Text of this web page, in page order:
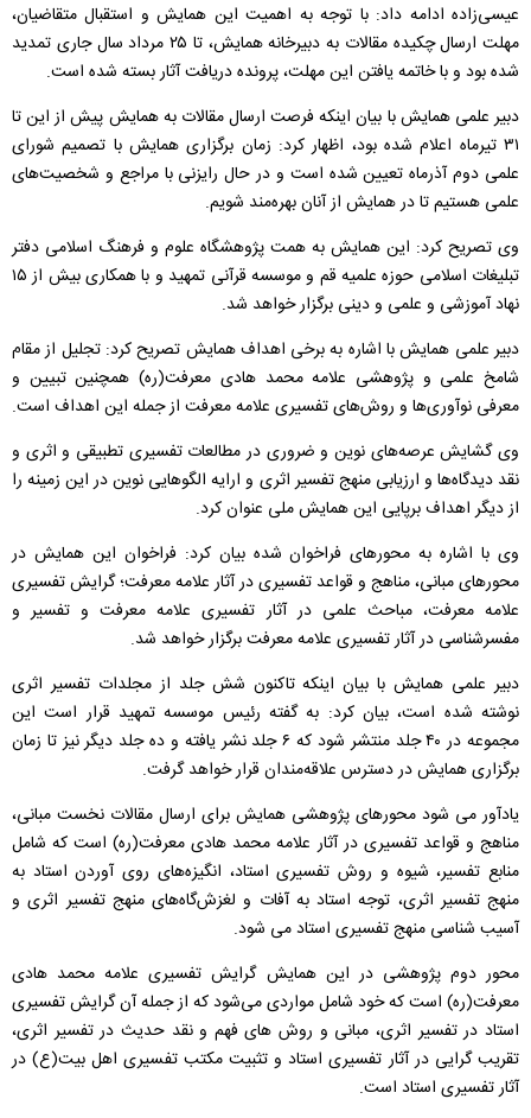
عیسی‌زاده ادامه داد: با توجه به اهمیت این همایش و استقبال متقاضیان،
مهلت ارسال چکیده مقالات به دبیرخانه همایش، تا ۲۵ مرداد سال جاری تمدید
شده بود و با خاتمه یافتن این مهلت، پرونده دریافت آثار بسته شده است.
دبیر علمی همایش با بیان اینکه فرصت ارسال مقالات به همایش پیش از این تا
۳۱ تیرماه اعلام شده بود، اظهار کرد: زمان برگزاری همایش با تصمیم شورای
علمی دوم آذرماه تعیین شده است و در حال رایزنی با مراجع و شخصیت‌های
علمی هستیم تا در همایش از آنان بهره‌مند شویم.
وی تصریح کرد: این همایش به همت پژوهشگاه علوم و فرهنگ اسلامی دفتر
تبلیغات اسلامی حوزه علمیه قم و موسسه قرآنی تمهید و با همکاری بیش از ۱۵
نهاد آموزشی و علمی و دینی برگزار خواهد شد.
دبیر علمی همایش با اشاره به برخی اهداف همایش تصریح کرد: تجلیل از مقام
شامخ علمی و پژوهشی علامه محمد هادی معرفت(ره) همچنین تبیین و
معرفی نوآوری‌ها و روش‌های تفسیری علامه معرفت از جمله این اهداف است.
وی گشایش عرصه‌های نوین و ضروری در مطالعات تفسیری تطبیقی و اثری و
نقد دیدگاه‌ها و ارزیابی منهج تفسیر اثری و ارایه الگوهایی نوین در این زمینه را
از دیگر اهداف برپایی این همایش ملی عنوان کرد.
وی با اشاره به محورهای فراخوان شده بیان کرد: فراخوان این همایش در
محورهای مبانی، مناهج و قواعد تفسیری در آثار علامه معرفت؛ گرایش تفسیری
علامه معرفت، مباحث علمی در آثار تفسیری علامه معرفت و تفسیر و
مفسرشناسی در آثار تفسیری علامه معرفت برگزار خواهد شد.
دبیر علمی همایش با بیان اینکه تاکنون شش جلد از مجلدات تفسیر اثری
نوشته شده است، بیان کرد: به گفته رئیس موسسه تمهید قرار است این
مجموعه در ۴۰ جلد منتشر شود که ۶ جلد نشر یافته و ده جلد دیگر نیز تا زمان
برگزاری همایش در دسترس علاقه‌مندان قرار خواهد گرفت.
یادآور می شود محورهای پژوهشی همایش برای ارسال مقالات نخست مبانی،
مناهج و قواعد تفسیری در آثار علامه محمد هادی معرفت(ره) است که شامل
منابع تفسیر، شیوه و روش تفسیری استاد، انگیزه‌های روی آوردن استاد به
منهج تفسیر اثری، توجه استاد به آفات و لغزش‌گاه‌های منهج تفسیر اثری و
آسیب شناسی منهج تفسیری استاد می شود.
محور دوم پژوهشی در این همایش گرایش تفسیری علامه محمد هادی
معرفت(ره) است که خود شامل مواردی می‌شود که از جمله آن گرایش تفسیری
استاد در تفسیر اثری، مبانی و روش های فهم و نقد حدیث در تفسیر اثری،
تقریب گرایی در آثار تفسیری استاد و تثبیت مکتب تفسیری اهل بیت(ع) در
آثار تفسیری استاد است.